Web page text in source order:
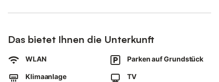
Kaffeemaschine mit Espressokocher, Filterkaffee und French
Press.
Zur gemeinschaftlichen Nutzung stehen ein Spielplatz und ein
Grill im Außenbereich zur Verfügung.
Das bietet Ihnen die Unterkunft
WLAN Parken auf Grundstück
Klimaanlage TV